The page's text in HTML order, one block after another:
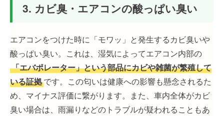
3. カビ臭・エアコンの酸っぱい臭い
エアコンをつけた時に「モワッ」と発生するカビ臭いや
酸っぱい臭い。これは、湿気によってエアコン内部の
「エバポレーター」という部品にカビや雑菌が繁殖して
いる証拠です。この匂いは健康への影響も懸念されるた
め、マイナス評価に繋がります。また、車内全体がカビ
臭い場合は、雨漏りなどのトラブルが疑われることもあ